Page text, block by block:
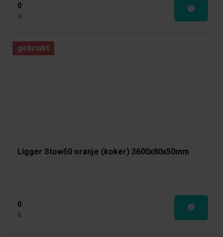
0
0
Ligger Stow50 oranje (koker) 3600x80x50mm
0
0
gebruikt